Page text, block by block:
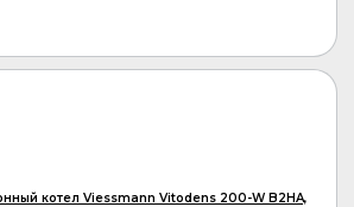
котел Viessmann Vitodens 200-W B2HA,